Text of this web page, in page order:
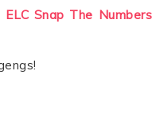
Snap The Numbers